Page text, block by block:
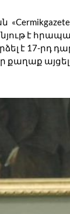
է
է 17-րդ
քաղաք